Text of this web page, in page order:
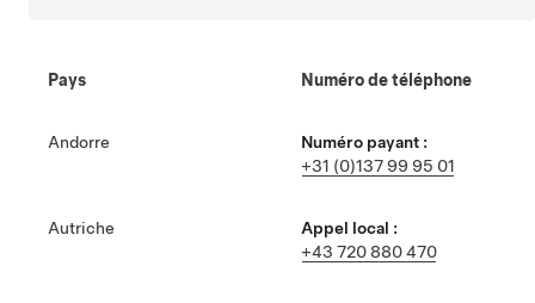
Pays Numéro de téléphone
Andorre
Numéro payant :
+31 (0)137 99 95 01
Autriche
Appel local :
+43 720 880 470